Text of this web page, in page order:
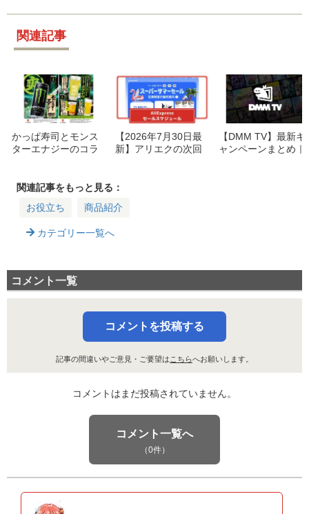
関連記事
かっぱ寿司とモンス
ターエナジーのコラ
【2026年7月30日最
新】アリエクの次回
ールの期間と割引率
【DMM TV】最新キ
ャンペーンまとめ｜
関連記事をもっと見る：
お役立ち
商品紹介
カテゴリー一覧へ
コメント一覧
コメントを投稿する
記事の間違いやご意見・ご要望は こちらへお願いします。
コメントはまだ投稿されていません。
コメント一覧へ
（0件）